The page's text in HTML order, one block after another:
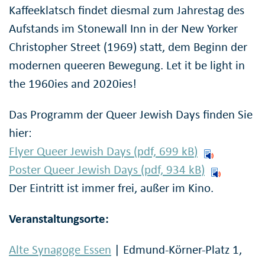
Kaffeeklatsch findet diesmal zum Jahrestag des
Aufstands im Stonewall Inn in der New Yorker
Christopher Street (1969) statt, dem Beginn der
modernen queeren Bewegung. Let it be light in
the 1960ies and 2020ies!
Das Programm der Queer Jewish Days finden Sie
hier:
Flyer Queer Jewish Days (pdf, 699 kB)
Poster Queer Jewish Days (pdf, 934 kB)
Der Eintritt ist immer frei, außer im Kino.
Veranstaltungsorte:
Alte Synagoge Essen | Edmund-Körner-Platz 1,